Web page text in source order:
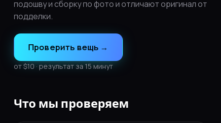
подошву и сборку по фото и отличают оригинал от
подделки.
Проверить вещь →
от $10 · результат за 15 минут
Что мы проверяем